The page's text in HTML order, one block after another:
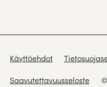
Käyttöehdot
Saavutettavuusseloste